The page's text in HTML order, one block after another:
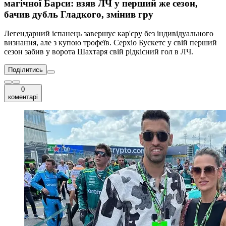
магічної Барси: взяв ЛЧ у перший же сезон,
бачив дубль Гладкого, змінив гру
Легендарний іспанець завершує кар'єру без індивідуального
визнання, але з купою трофеїв. Серхіо Бускетс у свій перший
сезон забив у ворота Шахтаря свій рідкісний гол в ЛЧ.
Поділитись
0
коментарі